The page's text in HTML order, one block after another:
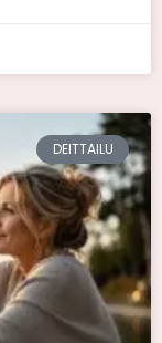
DEITTAILU